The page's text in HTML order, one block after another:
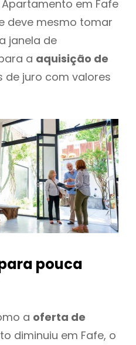
em Fafe
deve mesmo tomar
janela de
a aquisição de
de juro com valores
pouca
a oferta de
diminuiu em Fafe, o